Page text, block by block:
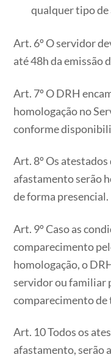
qualquer tipo
Art. 6º O servidor
até 48h da emissão
Art. 7º O DRH
homologação no
conforme
Art. 8º Os
afastamento serão
de forma presencial.
Art. 9º Caso as
comparecimento
homologação, o
servidor ou familiar
comparecimento de
Art. 10 Todos os
afastamento, serão